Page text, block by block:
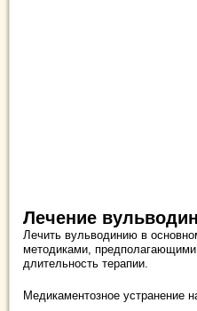
Лечение
Лечить вульводинию в
методиками,
длительность терапии.
Медикаментозное устранение